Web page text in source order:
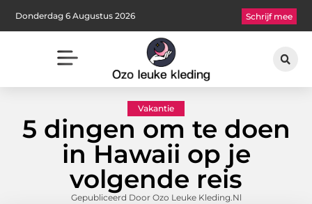
Donderdag 6 Augustus 2026 Schrijf mee
Vakantie
5 dingen om te doen
in Hawaii op je
volgende reis
Gepubliceerd Door Ozo Leuke Kleding.nl